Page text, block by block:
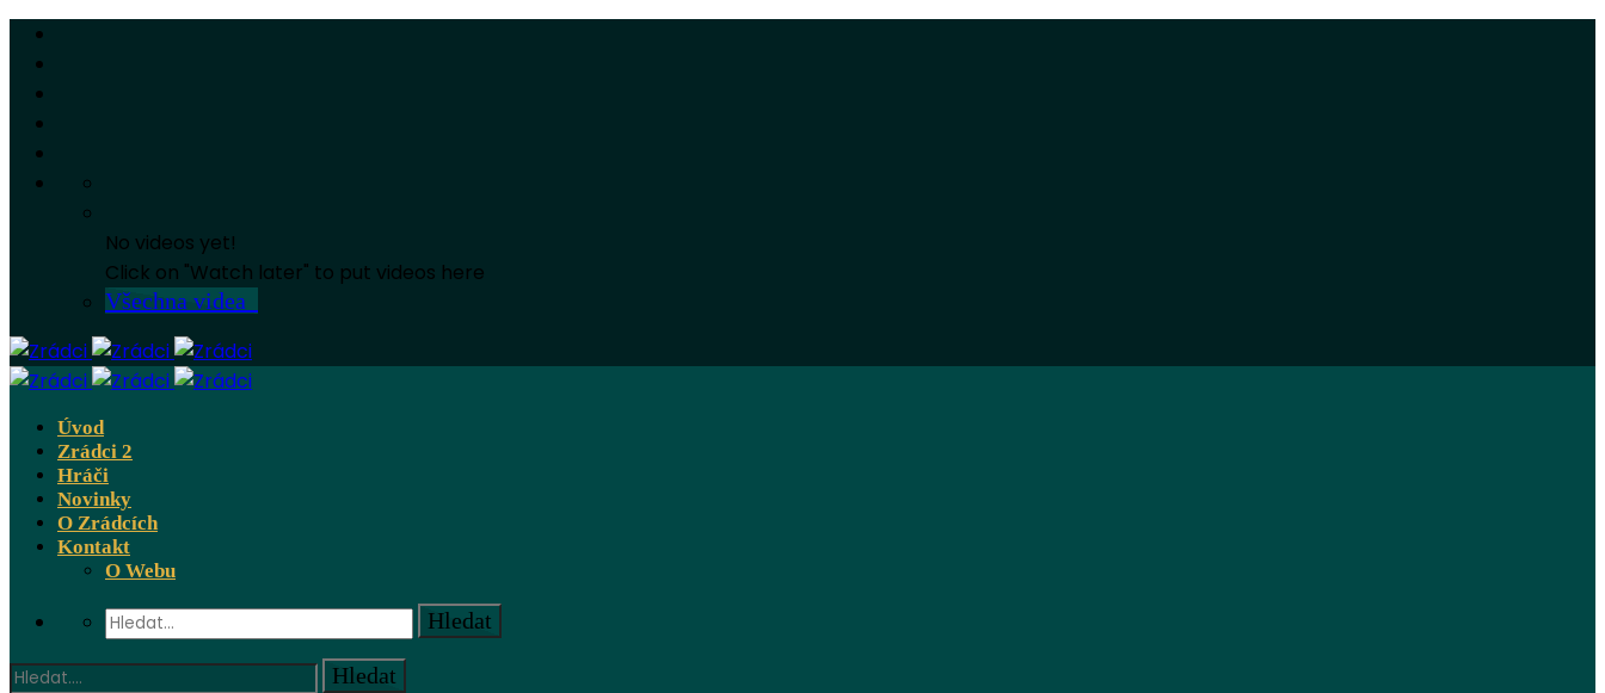
No videos yet!
Click on "Watch later" to put videos here
Všechna videa
Úvod
Zrádci 2
Hráči
Novinky
O Zrádcích
Kontakt
O Webu